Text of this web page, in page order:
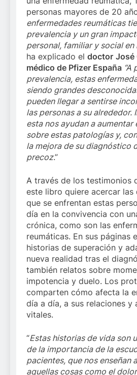
personas mayores de 20
enfermedades reumáticas
prevalencia y un gran
personal, familiar y social en
ha explicado el doctor José
médico de Pfizer España “A
prevalencia, estas
siendo grandes
pueden llegar a sentirse
las personas a su alrededor.
esta nos ayudan a
sobre estas patologías y,
la mejora de su diagnóstico
precoz.”
A través de los testimonios
este libro quiere acercar
que se enfrentan estas
día en la convivencia con
crónica, como son las
reumáticas. En sus páginas
historias de superación y
nueva realidad tras el
también relatos sobre
impotencia y duelo. Los
comparten cómo afecta la
día a día, a sus relaciones y
vitales.
“Estas historias de vida son
de la importancia de la
pacientes, que nos enseñan
aquellas cosas como el